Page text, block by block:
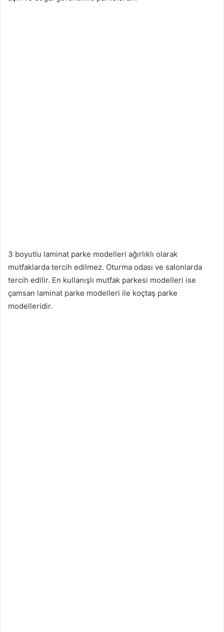
3 boyutlu laminat parke modelleri ağırlıklı olarak
mutfaklarda tercih edilmez. Oturma odası ve salonlarda
tercih edilir. En kullanışlı mutfak parkesi modelleri ise
çamsan laminat parke modelleri ile koçtaş parke
modelleridir.